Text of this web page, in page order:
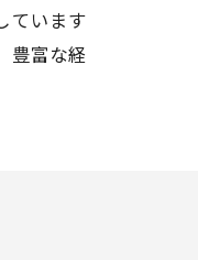
ています
豊富な経